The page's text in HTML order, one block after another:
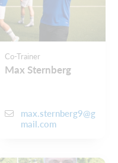
Co-Trainer
Max Sternberg
max.sternberg9@g
mail.com